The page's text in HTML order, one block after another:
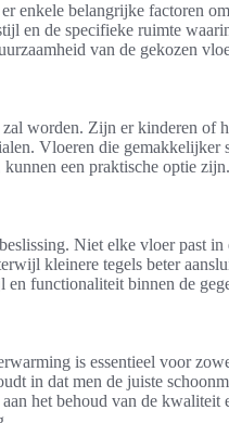
enkele belangrijke factoren
en de specifieke ruimte
van de gekozen
worden. Zijn er kinderen of
Vloeren die gemakkelijker
een praktische optie zijn.
Niet elke vloer past
kleinere tegels beter
functionaliteit binnen de
is essentieel voor
in dat men de juiste
het behoud van de kwaliteit